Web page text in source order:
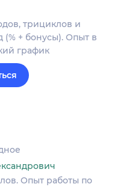
трициклов и
(% + бонусы). Опыт в
график
Опыт работы по